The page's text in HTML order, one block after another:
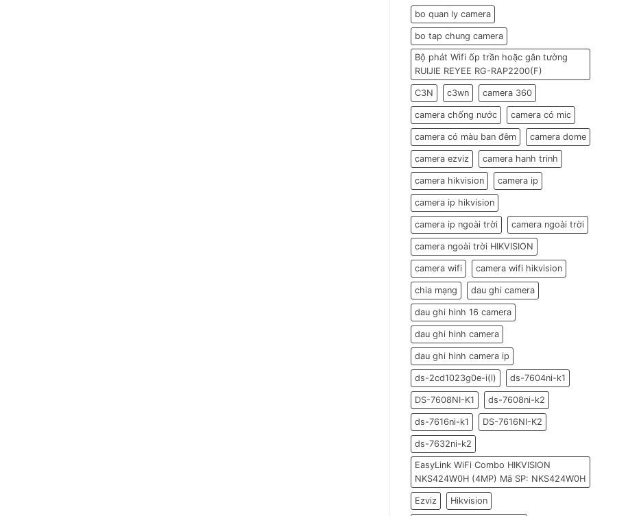
Nguyên
Đán
2026
Nha
Trang
|
Khôi
Phục
Toàn
Bộ
Tín
Hiệu
Quyết
khởi
công
dự
án
điện
nhẹ
quy
mô
lớn
tại
Bình
Dương
–
Tăng
tốc
về
đích
đón
Tết
Đoan
Ngọ
2026
bo quan ly camera
bo tap chung camera
Bộ phát Wifi ốp trần hoặc gắn tường
RUIJIE REYEE RG-RAP2200(F)
C3N c3wn camera 360
camera chống nước camera có mic
camera có màu ban đêm camera dome
camera ezviz camera hanh trinh
camera hikvision camera ip
camera ip hikvision
camera ip ngoài trời camera ngoài trời
camera ngoài trời HIKVISION
camera wifi camera wifi hikvision
chia mạng dau ghi camera
dau ghi hinh 16 camera
dau ghi hinh camera
dau ghi hinh camera ip
ds-2cd1023g0e-i(l) ds-7604ni-k1
DS-7608NI-K1 ds-7608ni-k2
ds-7616ni-k1 DS-7616NI-K2
ds-7632ni-k2
EasyLink WiFi Combo HIKVISION
NKS424W0H (4MP) Mã SP: NKS424W0H
Ezviz Hikvision